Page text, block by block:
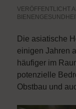
VERÖFFENTLICHT
Die asiatische
einigen Jahren
häufiger im
potenzielle
Obstbau und